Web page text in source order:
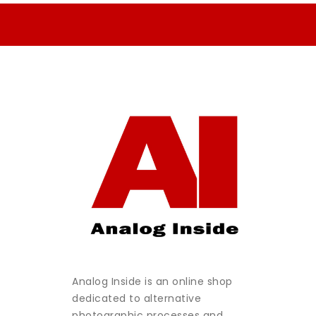
Analog Inside is an online shop
dedicated to alternative